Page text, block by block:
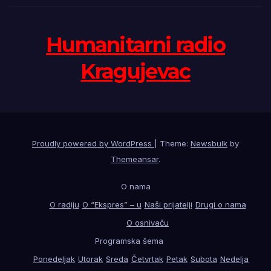
Humanitarni radio
Kragujevac
Proudly powered by WordPress Theme: Newsbulk by
Themeansar.
O nama
O radiju O “Ekspres” – u Naši prijatelji Drugi o nama
O osnivaču
Programska šema
Ponedeljak Utorak Sreda Četvrtak Petak Subota Nedelja